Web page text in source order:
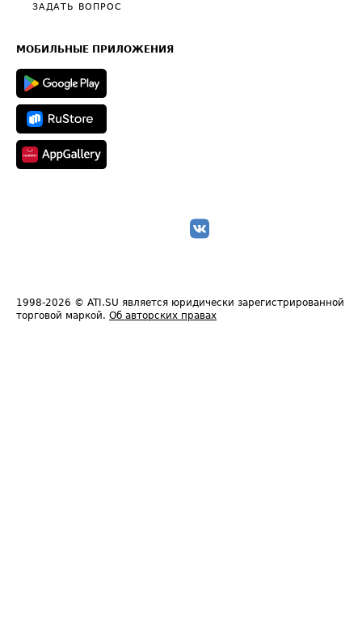
Общие положения
Техническая информация
ЗАДАТЬ ВОПРОС
МОБИЛЬНЫЕ ПРИЛОЖЕНИЯ
1998-2026 © ATI.SU является юридически зарегистрированной
торговой маркой. Об авторских правах